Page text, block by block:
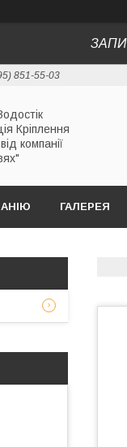
851-55-03
Кріплення
компанії
ГАЛЕРЕЯ